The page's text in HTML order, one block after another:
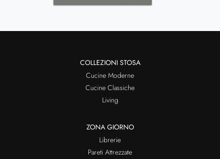
COLLEZIONI STOSA
Cucine Moderne
Cucine Classiche
Living
ZONA GIORNO
Librerie
Pareti Attrezzate